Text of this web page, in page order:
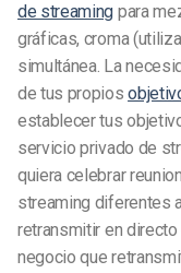
de streaming para
gráficas, croma
simultánea. La
de tus propios
establecer tus
servicio privado de
quiera celebrar
streaming diferentes
retransmitir en
negocio que